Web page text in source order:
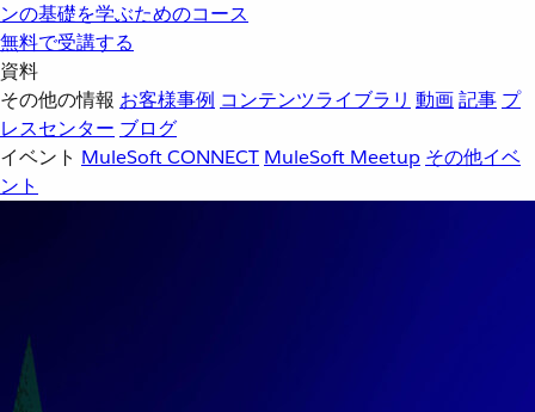
ンの基礎を学ぶためのコース
無料で受講する
資料
その他の情報 お客様事例 コンテンツライブラリ 動画記事 プ
レスセンター ブログ
イベント MuleSoft CONNECT MuleSoft Meetup その他イベ
ント